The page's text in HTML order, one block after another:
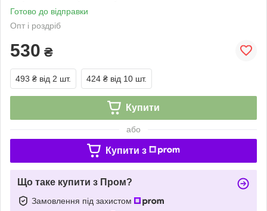
Готово до відправки
Опт і роздріб
530 ₴
493 ₴ від 2 шт. 424 ₴ від 10 шт.
Купити
або
Купити з
Що таке купити з Пром?
Замовлення під захистом